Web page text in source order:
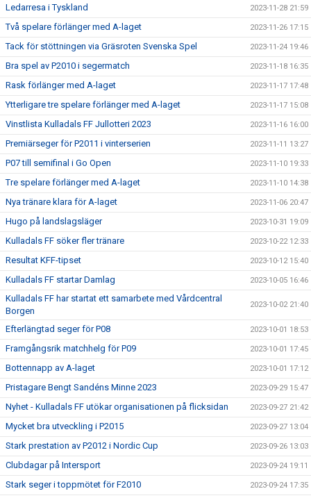
Ledarresa i Tyskland 2023-11-28 21:59
Två spelare förlänger med A-laget 2023-11-26 17:15
Tack för stöttningen via Gräsroten Svenska Spel 2023-11-24 19:46
Bra spel av P2010 i segermatch 2023-11-18 16:35
Rask förlänger med A-laget 2023-11-17 17:48
Ytterligare tre spelare förlänger med A-laget 2023-11-17 15:08
Vinstlista Kulladals FF Jullotteri 2023 2023-11-16 16:00
Premiärseger för P2011 i vinterserien 2023-11-11 13:27
P07 till semifinal i Go Open 2023-11-10 19:33
Tre spelare förlänger med A-laget 2023-11-10 14:38
Nya tränare klara för A-laget 2023-11-06 20:47
Hugo på landslagsläger 2023-10-31 19:09
Kulladals FF söker fler tränare 2023-10-22 12:33
Resultat KFF-tipset 2023-10-12 15:40
Kulladals FF startar Damlag 2023-10-05 16:46
Kulladals FF har startat ett samarbete med Vårdcentral
Borgen
2023-10-02 21:40
Efterlängtad seger för P08 2023-10-01 18:53
Framgångsrik matchhelg för P09 2023-10-01 17:45
Bottennapp av A-laget 2023-10-01 17:12
Pristagare Bengt Sandéns Minne 2023 2023-09-29 15:47
Nyhet - Kulladals FF utökar organisationen på flicksidan 2023-09-27 21:42
Mycket bra utveckling i P2015 2023-09-27 13:04
Stark prestation av P2012 i Nordic Cup 2023-09-26 13:03
Clubdagar på Intersport 2023-09-24 19:11
Stark seger i toppmötet för F2010 2023-09-24 17:35